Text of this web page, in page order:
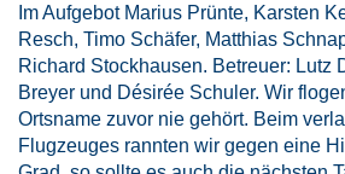
Im Aufgebot Marius Prünte, Karsten
Resch, Timo Schäfer, Matthias
Richard Stockhausen. Betreuer: Lutz
Breyer und Désirée Schuler. Wir
Ortsname zuvor nie gehört. Beim
Flugzeuges rannten wir gegen eine